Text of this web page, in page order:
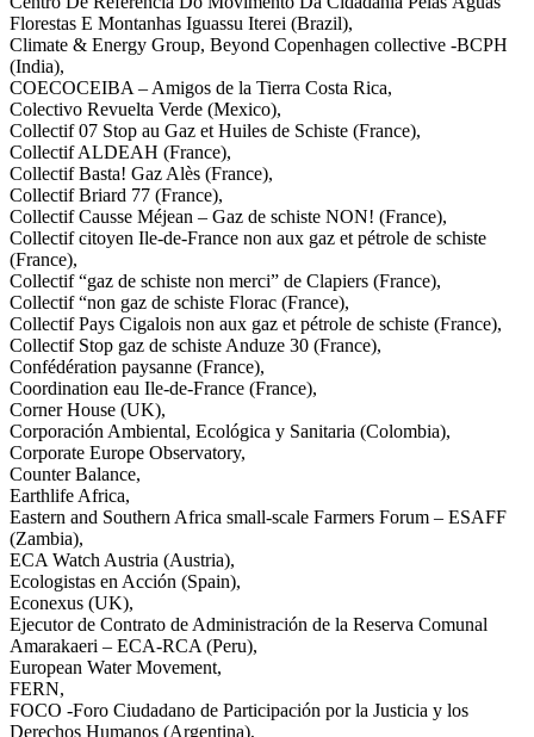
Florestas E Montanhas Iguassu Iterei (Brazil),
Climate & Energy Group, Beyond Copenhagen collective -BCPH
(India),
COECOCEIBA – Amigos de la Tierra Costa Rica,
Colectivo Revuelta Verde (Mexico),
Collectif 07 Stop au Gaz et Huiles de Schiste (France),
Collectif ALDEAH (France),
Collectif Basta! Gaz Alès (France),
Collectif Briard 77 (France),
Collectif Causse Méjean – Gaz de schiste NON! (France),
Collectif citoyen Ile-de-France non aux gaz et pétrole de schiste
(France),
Collectif “gaz de schiste non merci” de Clapiers (France),
Collectif “non gaz de schiste Florac (France),
Collectif Pays Cigalois non aux gaz et pétrole de schiste (France),
Collectif Stop gaz de schiste Anduze 30 (France),
Confédération paysanne (France),
Coordination eau Ile-de-France (France),
Corner House (UK),
Corporación Ambiental, Ecológica y Sanitaria (Colombia),
Corporate Europe Observatory,
Counter Balance,
Earthlife Africa,
Eastern and Southern Africa small-scale Farmers Forum – ESAFF
(Zambia),
ECA Watch Austria (Austria),
Ecologistas en Acción (Spain),
Econexus (UK),
Ejecutor de Contrato de Administración de la Reserva Comunal
Amarakaeri – ECA-RCA (Peru),
European Water Movement,
FERN,
FOCO -Foro Ciudadano de Participación por la Justicia y los
Derechos Humanos (Argentina),